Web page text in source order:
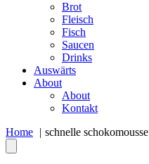
Brot
Fleisch
Fisch
Saucen
Drinks
Auswärts
About
About
Kontakt
Home
schnelle schokomousse